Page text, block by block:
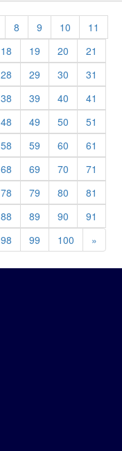
8 9 10
11
18 19 20
21
28 29 30
31
38 39 40
41
48 49 50
51
58 59 60
61
68 69 70
71
78 79 80
81
88 89 90
91
98 99 100 »